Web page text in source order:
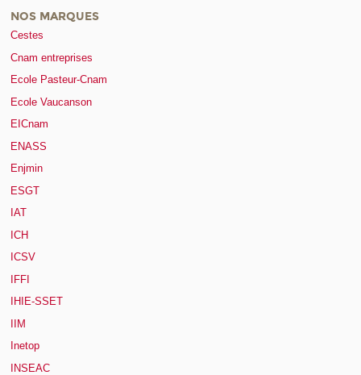
NOS MARQUES
Cestes
Cnam entreprises
Ecole Pasteur-Cnam
Ecole Vaucanson
EICnam
ENASS
Enjmin
ESGT
IAT
ICH
ICSV
IFFI
IHIE-SSET
IIM
Inetop
INSEAC